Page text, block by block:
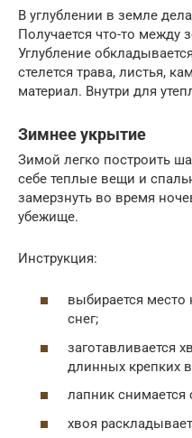
В углублении в земле
Получается что-то
Углубление
стелется трава, листья,
материал. Внутри для
Зимнее укрытие
Зимой легко построить
себе теплые вещи и
замерзнуть во время
убежище.
Инструкция:
выбирается место
снег;
заготавливается
длинных крепких
лапник снимается
хвоя